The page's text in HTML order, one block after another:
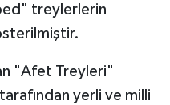
treylerlerin
"Afet Treyleri"
yerli ve milli